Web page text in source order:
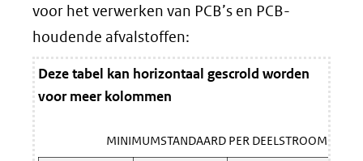
voor het verwerken van PCB’s en PCB-
houdende afvalstoffen:
Deze tabel kan horizontaal gescrold worden
voor meer kolommen
MINIMUMSTANDAARD PER DEELSTROOM